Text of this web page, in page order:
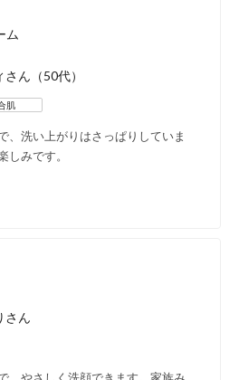
ンが出やすい」と
ア。
着目、クリア
きで自分史上
ム
さん（50代）
肌
、洗い上がりはさっぱりしていま
しみです。
さん